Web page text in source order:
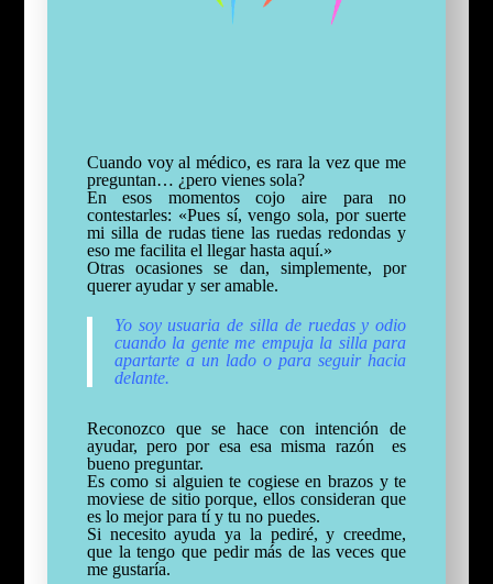
Cuando voy al médico, es rara la vez que me
preguntan… ¿pero vienes sola?
En esos momentos cojo aire para no
contestarles: «Pues sí, vengo sola, por suerte
mi silla de rudas tiene las ruedas redondas y
eso me facilita el llegar hasta aquí.»
Otras ocasiones se dan, simplemente, por
querer ayudar y ser amable.
Yo soy usuaria de silla de ruedas y odio
cuando la gente me empuja la silla para
apartarte a un lado o para seguir hacia
delante.
Reconozco que se hace con intención de
ayudar, pero por esa esa misma razón es
bueno preguntar.
Es como si alguien te cogiese en brazos y te
moviese de sitio porque, ellos consideran que
es lo mejor para tí y tu no puedes.
Si necesito ayuda ya la pediré, y creedme,
que la tengo que pedir más de las veces que
me gustaría.